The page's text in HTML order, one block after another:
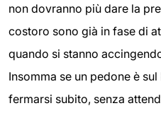
non dovranno più dare la
costoro sono già in fase di
quando si stanno
Insomma se un pedone è
fermarsi subito, senza